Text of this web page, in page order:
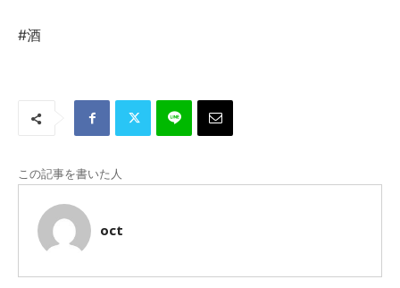
#酒
この記事を書いた人
oct